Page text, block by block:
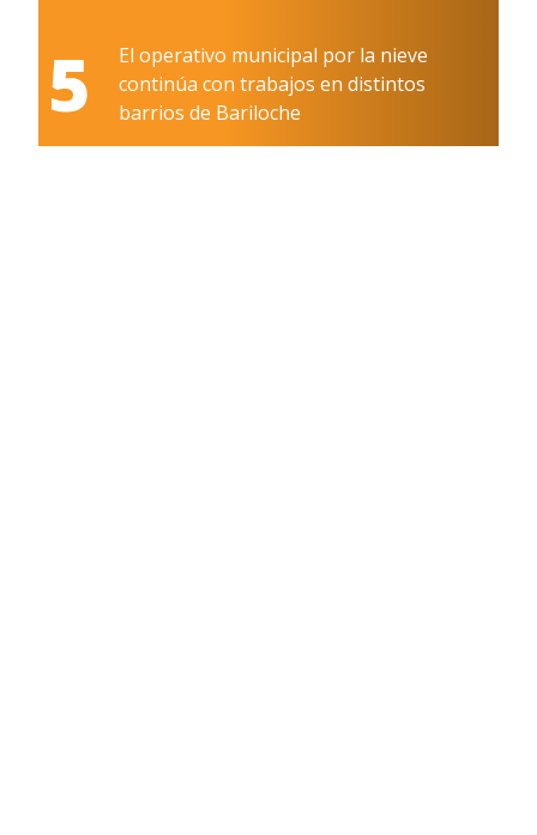
5
El operativo municipal por la nieve
continúa con trabajos en distintos
barrios de Bariloche